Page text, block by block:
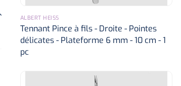
ALBERT HEISS
Tennant Pince à fils - Droite - Pointes
délicates - Plateforme 6 mm - 10 cm - 1
pc